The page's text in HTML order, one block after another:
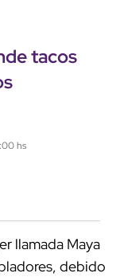
tacos
hs
llamada Maya
debido